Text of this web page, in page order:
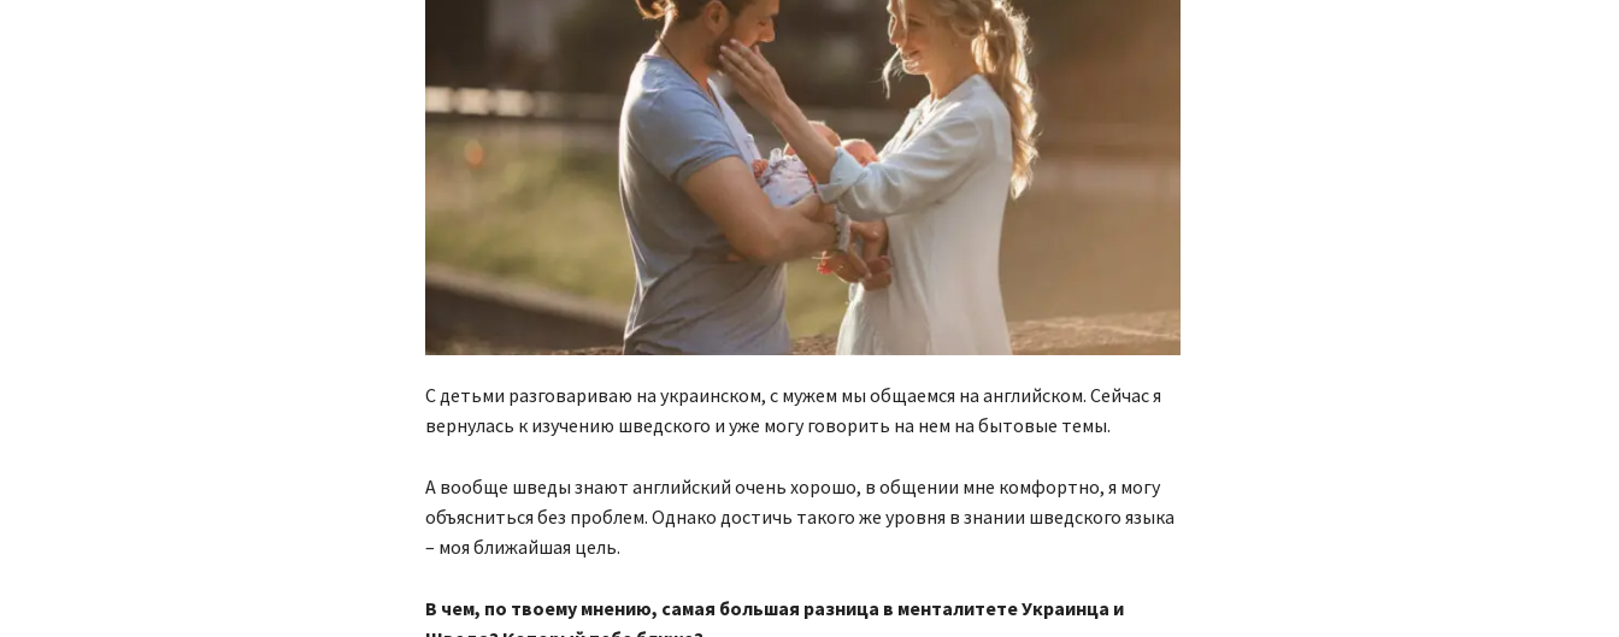
С детьми разговариваю на украинском, с мужем мы общаемся на английском. Сейчас я
вернулась к изучению шведского и уже могу говорить на нем на бытовые темы.
А вообще шведы знают английский очень хорошо, в общении мне комфортно, я могу
объясниться без проблем. Однако достичь такого же уровня в знании шведского языка
– моя ближайшая цель.
В чем, по твоему мнению, самая большая разница в менталитете Украинца и